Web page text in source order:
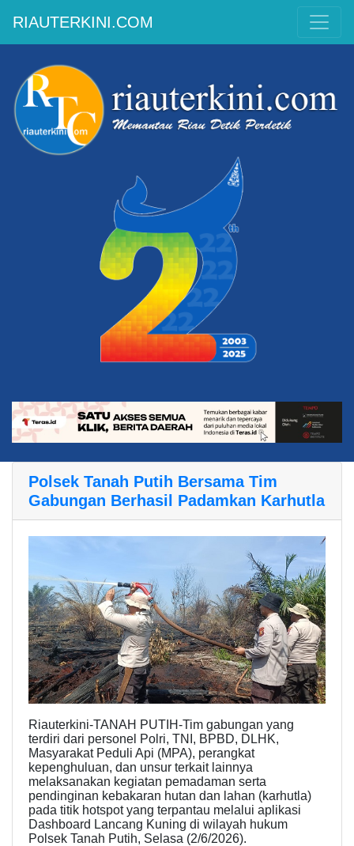
RIAUTERKINI.COM
Polsek Tanah Putih Bersama Tim
Gabungan Berhasil Padamkan Karhutla
Riauterkini-TANAH PUTIH-Tim gabungan yang
terdiri dari personel Polri, TNI, BPBD, DLHK,
Masyarakat Peduli Api (MPA), perangkat
kepenghuluan, dan unsur terkait lainnya
melaksanakan kegiatan pemadaman serta
pendinginan kebakaran hutan dan lahan (karhutla)
pada titik hotspot yang terpantau melalui aplikasi
Dashboard Lancang Kuning di wilayah hukum
Polsek Tanah Putih, Selasa (2/6/2026).